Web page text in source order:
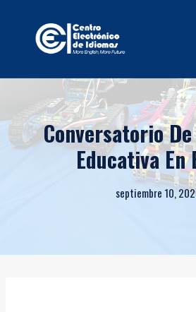
contenido
Conversatorio
Educativa En
septiembre 10,